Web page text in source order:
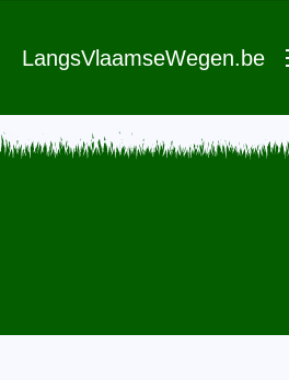
LangsVlaamseWegen.be